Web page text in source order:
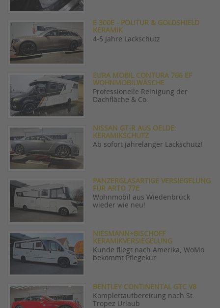
E 300E - POLITUR & GOLDSHIELD
KERAMIK
4-5 Jahre Lackschutz
EURA MOBIL CONTURA 766 EF
WOHNMOBILWÄSCHE
Professionelle Reinigung der
Dachfläche & Co.
NISSAN GT-R AUS OELDE:
KERAMIKSCHUTZ
Ab sofort jahrelanger Lackschutz!
PANZERGLASARTIGE VERSIEGELUNG
FÜR ARTO 77E
Wohnmobil aus Wiedenbrück
wieder wie neu!
NIESMANN+BISCHOFF
KERAMIKVERSIEGELUNG
Kunde fliegt nach Amerika, WoMo
bekommt Pflegekur
BENTLEY CONTINENTAL GTC V8
Komplettaufbereitung nach St.
Tropez Urlaub